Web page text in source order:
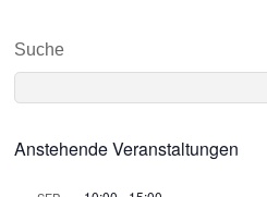
Suche
Anstehende Veranstaltungen